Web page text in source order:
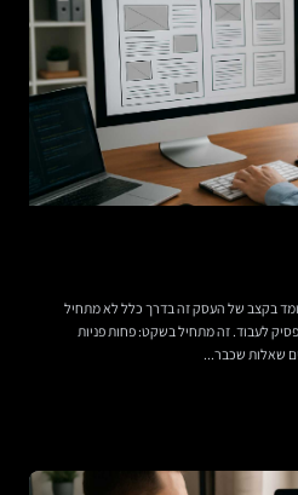
בקצב של העסק זה בדרך כלל לא מתחיל
לעבוד. זה מתחיל בשקט: פחות פניות
שאלות שכבר...